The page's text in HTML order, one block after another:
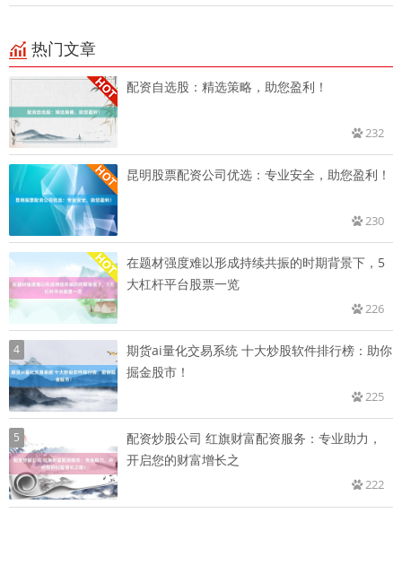
热门文章
配资自选股：精选策略，助您盈利！
232
昆明股票配资公司优选：专业安全，助您盈利！
230
在题材强度难以形成持续共振的时期背景下，5
大杠杆平台股票一览
226
4
期货ai量化交易系统 十大炒股软件排行榜：助你
掘金股市！
225
5
配资炒股公司 红旗财富配资服务：专业助力，
开启您的财富增长之
222